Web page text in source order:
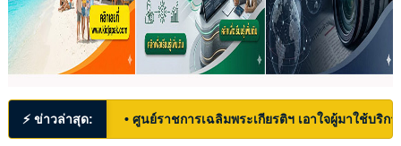
⚡ ข่าวล่าสุด: • ศูนย์ราชการเฉลิมพระเกียรติฯ เอาใจผู้มาใช้บริก